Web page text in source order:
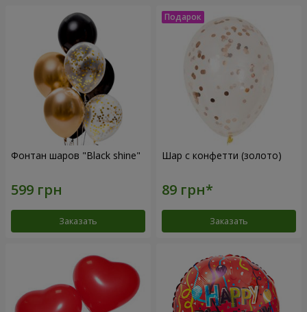
Фонтан шаров "Black shine"
Заказать
Шар с конфетти (золото)
Заказать